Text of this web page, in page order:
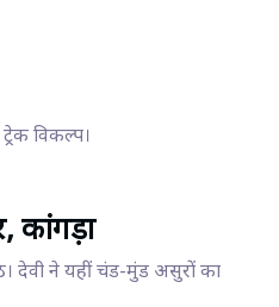
विकल्प।
कांगड़ा
देवी ने यहीं चंड-मुंड असुरों का